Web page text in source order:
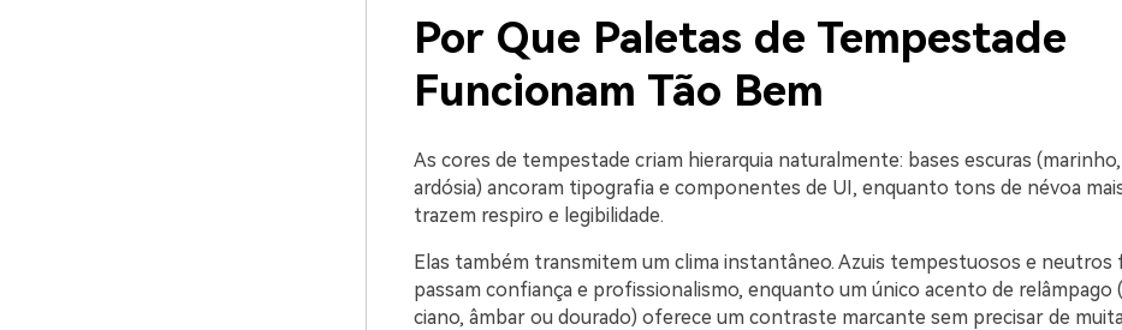
Por Que Paletas de Tempestade
Funcionam Tão Bem
As cores de tempestade criam hierarquia naturalmente: bases escuras
ardósia) ancoram tipografia e componentes de UI, enquanto tons de névoa
trazem respiro e legibilidade.
Elas também transmitem um clima instantâneo. Azuis tempestuosos e neutros
passam confiança e profissionalismo, enquanto um único acento de relâmpago
ciano, âmbar ou dourado) oferece um contraste marcante sem precisar de